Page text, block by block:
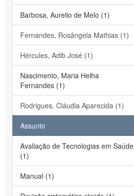
Barbosa, Aurelio de Melo (1)
Fernandes, Rosângela Mathias (1)
Hércules, Adib José (1)
Nascimento, Maria Helha
Fernandes (1)
Rodrigues, Cláudia Aparecida (1)
Assunto
Avaliação de Tecnologias em Saúde
(1)
Manual (1)